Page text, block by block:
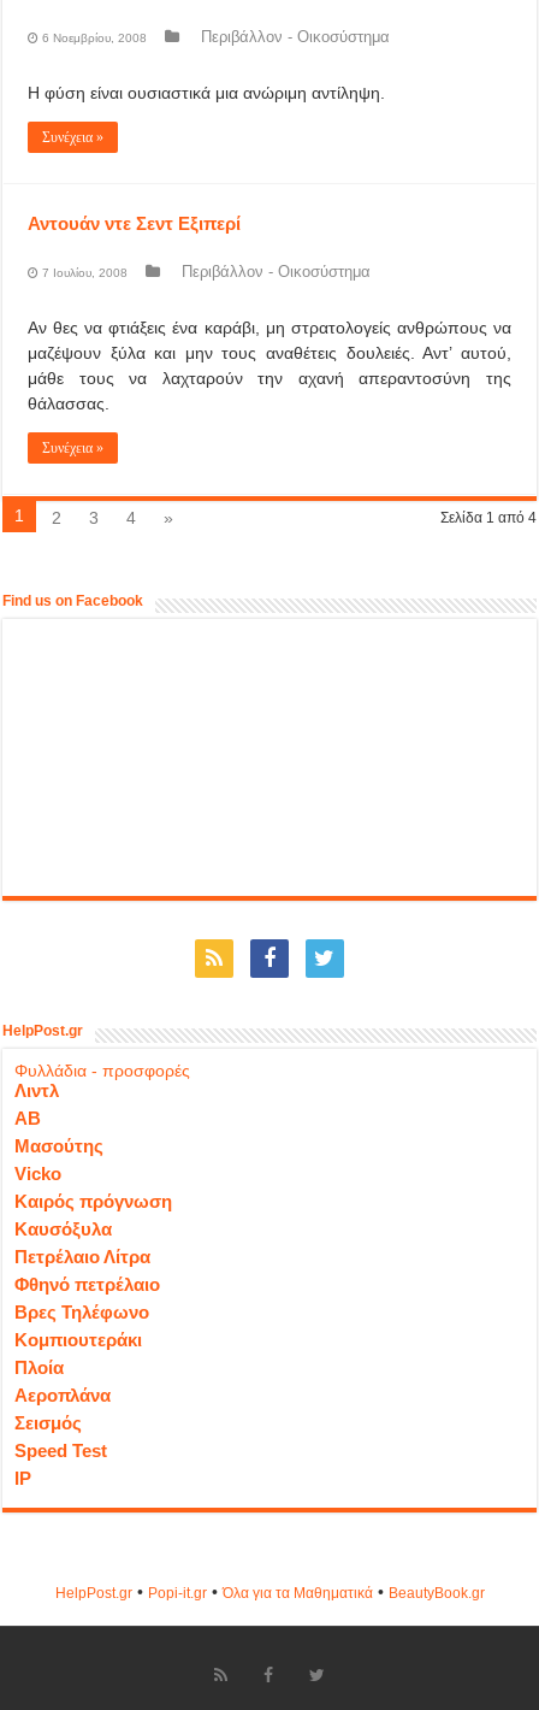
6 Νοεμβρίου, 2008 Περιβάλλον - Οικοσύστημα
Η φύση είναι ουσιαστικά μια ανώριμη αντίληψη.
Συνέχεια »
Αντουάν ντε Σεντ Εξιπερί
7 Ιουλίου, 2008 Περιβάλλον - Οικοσύστημα
Αν θες να φτιάξεις ένα καράβι, μη στρατολογείς ανθρώπους να
μαζέψουν ξύλα και μην τους αναθέτεις δουλειές. Αντ’ αυτού,
μάθε τους να λαχταρούν την αχανή απεραντοσύνη της
θάλασσας.
Συνέχεια »
Σελίδα 1 από 4
1 2 3 4 »
Find us on Facebook
HelpPost.gr
Φυλλάδια - προσφορές
Λιντλ
ΑΒ
Μασούτης
Vicko
Καιρός πρόγνωση
Καυσόξυλα
Πετρέλαιο Λίτρα
Φθηνό πετρέλαιο
Βρες Τηλέφωνο
Κομπιουτεράκι
Πλοία
Αεροπλάνα
Σεισμός
Speed Test
IP
HelpPost.gr• Popi-it.gr•Όλα για τα Μαθηματικά• ΒeautyΒook.gr